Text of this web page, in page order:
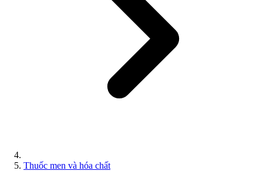
Thuốc men và hóa chất